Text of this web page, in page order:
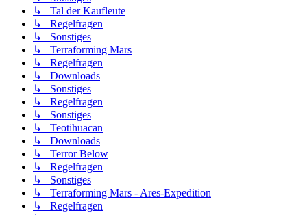
↳ Tal der Kaufleute
↳ Regelfragen
↳ Sonstiges
↳ Terraforming Mars
↳ Regelfragen
↳ Downloads
↳ Sonstiges
↳ Regelfragen
↳ Sonstiges
↳ Teotihuacan
↳ Downloads
↳ Terror Below
↳ Regelfragen
↳ Sonstiges
↳ Terraforming Mars - Ares-Expedition
↳ Regelfragen